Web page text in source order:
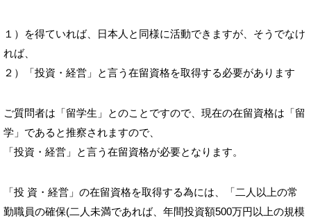
１）を得ていれば、日本人と同様に活動できますが、そうでなけ
れば、
２）「投資・経営」と言う在留資格を取得する必要があります
ご質問者は「留学生」とのことですので、現在の在留資格は「留
学」であると推察されますので、
「投資・経営」と言う在留資格が必要となります。
「投 資・経営」の在留資格を取得する為には、「二人以上の常
勤職員の確保(二人未満であれば、年間投資額500万円以上の規模